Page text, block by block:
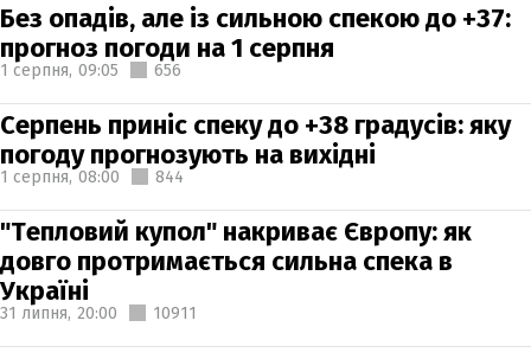
Без опадів, але із сильною спекою до +37:
прогноз погоди на 1 серпня
1 серпня, 09:05 656
Серпень приніс спеку до +38 градусів: яку
погоду прогнозують на вихідні
1 серпня, 08:00 844
"Тепловий купол" накриває Європу: як
довго протримається сильна спека в
Україні
31 липня, 20:00 10911